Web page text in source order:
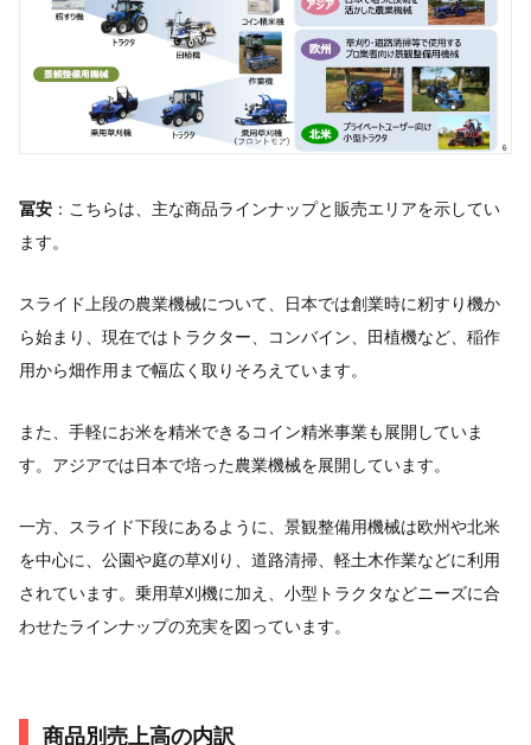
冨安 ：こちらは、主な商品ラインナップと販売エリアを示してい
ます。
スライド上段の農業機械について、日本では創業時に籾すり機か
ら始まり、現在ではトラクター、コンバイン、田植機など、稲作
用から畑作用まで幅広く取りそろえています。
また、手軽にお米を精米できるコイン精米事業も展開していま
す。アジアでは日本で培った農業機械を展開しています。
一方、スライド下段にあるように、景観整備用機械は欧州や北米
を中心に、公園や庭の草刈り、道路清掃、軽土木作業などに利用
されています。乗用草刈機に加え、小型トラクタなどニーズに合
わせたラインナップの充実を図っています。
商品別売上高の内訳